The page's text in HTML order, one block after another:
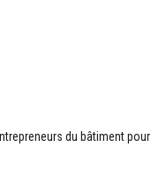
du bâtiment